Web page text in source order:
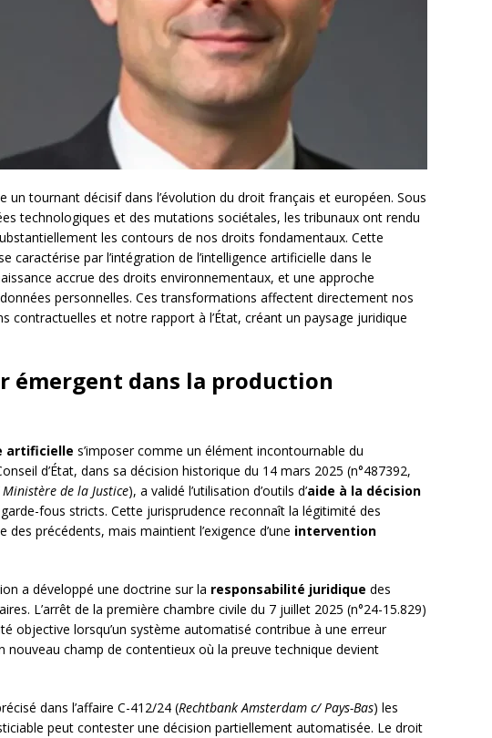
un tournant décisif dans l’évolution du droit français et européen. Sous
technologiques et des mutations sociétales, les tribunaux ont rendu
les contours de nos droits fondamentaux. Cette
caractérise par l’intégration de l’intelligence artificielle dans le
accrue des droits environnementaux, et une approche
personnelles. Ces transformations affectent directement nos
contractuelles et notre rapport à l’État, créant un paysage juridique
émergent dans la production
artificielle s’imposer comme un élément incontournable du
d’État, dans sa décision historique du 14 mars 2025 (n°487392,
de la Justice), a validé l’utilisation d’outils d’aide à la décision
fous stricts. Cette jurisprudence reconnaît la légitimité des
des précédents, mais maintient l’exigence d’une intervention
a développé une doctrine sur la responsabilité juridique des
L’arrêt de la première chambre civile du 7 juillet 2025 (n°24-15.829)
objective lorsqu’un système automatisé contribue à une erreur
nouveau champ de contentieux où la preuve technique devient
dans l’affaire C-412/24 (Rechtbank Amsterdam c/ Pays-Bas) les
peut contester une décision partiellement automatisée. Le droit